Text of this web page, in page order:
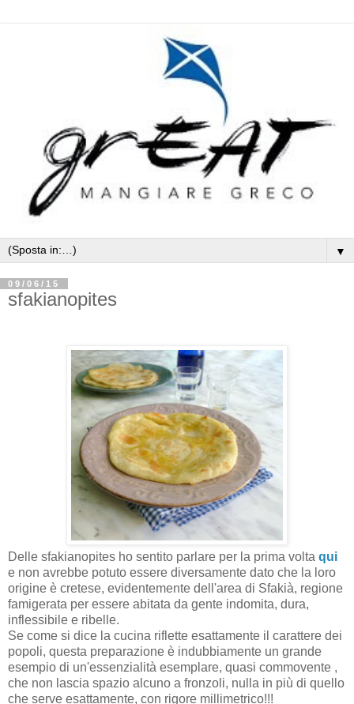
▼
09/06/15
sfakianopites
Delle sfakianopites ho sentito parlare per la prima volta qui
e non avrebbe potuto essere diversamente dato che la loro
origine è cretese, evidentemente dell'area di Sfakià, regione
famigerata per essere abitata da gente indomita, dura,
inflessibile e ribelle.
Se come si dice la cucina riflette esattamente il carattere dei
popoli, questa preparazione è indubbiamente un grande
esempio di un'essenzialità esemplare, quasi commovente ,
che non lascia spazio alcuno a fronzoli, nulla in più di quello
che serve esattamente, con rigore millimetrico!!!